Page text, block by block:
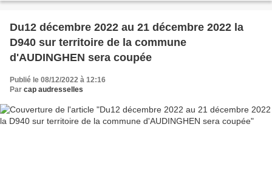
Du12 décembre 2022 au 21 décembre 2022 la
D940 sur territoire de la commune
d'AUDINGHEN sera coupée
Publié le 08/12/2022 à 12:16
Par cap audresselles